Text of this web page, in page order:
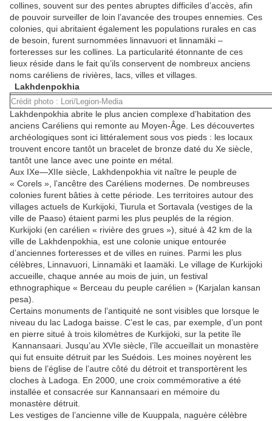
collines, souvent sur des pentes abruptes difficiles d’accès, afin
de pouvoir surveiller de loin l’avancée des troupes ennemies. Ces
colonies, qui abritaient également les populations rurales en cas
de besoin, furent surnommées linnavuori et linnamäki –
forteresses sur les collines. La particularité étonnante de ces
lieux réside dans le fait qu’ils conservent de nombreux anciens
noms caréliens de rivières, lacs, villes et villages.
Lakhdenpokhia
Crédit photo : Lori/Legion-Media
Lakhdenpokhia abrite le plus ancien complexe d’habitation des
anciens Caréliens qui remonte au Moyen-Âge. Les découvertes
archéologiques sont ici littéralement sous vos pieds : les locaux
trouvent encore tantôt un bracelet de bronze daté du Xe siècle,
tantôt une lance avec une pointe en métal.
Aux IXe—XIIe siècle, Lakhdenpokhia vit naître le peuple de
« Corels », l’ancêtre des Caréliens modernes. De nombreuses
colonies furent bâties à cette période. Les territoires autour des
villages actuels de Kurkijoki, Tiurula et Sortavala (vestiges de la
ville de Paaso) étaient parmi les plus peuplés de la région.
Kurkijoki (en carélien « rivière des grues »), situé à 42 km de la
ville de Lakhdenpokhia, est une colonie unique entourée
d’anciennes forteresses et de villes en ruines. Parmi les plus
célèbres, Linnavuori, Linnamäki et Iaamäki. Le village de Kurkijoki
accueille, chaque année au mois de juin, un festival
ethnographique « Berceau du peuple carélien » (Karjalan kansan
pesa).
Certains monuments de l’antiquité ne sont visibles que lorsque le
niveau du lac Ladoga baisse. C’est le cas, par exemple, d’un pont
en pierre situé à trois kilomètres de Kurkijoki, sur la petite île
Kannansaari. Jusqu’au XVIe siècle, l’île accueillait un monastère
qui fut ensuite détruit par les Suédois. Les moines noyèrent les
biens de l’église de l’autre côté du détroit et transportèrent les
cloches à Ladoga. En 2000, une croix commémorative a été
installée et consacrée sur Kannansaari en mémoire du
monastère détruit.
Les vestiges de l’ancienne ville de Kuuppala, naguère célèbre